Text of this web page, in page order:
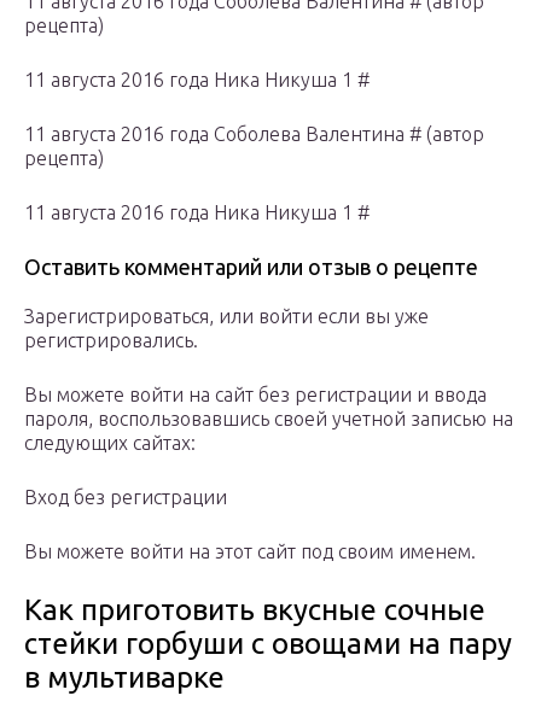
рецепта)
11 августа 2016 года Ника Никуша 1 #
11 августа 2016 года Соболева Валентина # (автор
рецепта)
11 августа 2016 года Ника Никуша 1 #
Оставить комментарий или отзыв о рецепте
Зарегистрироваться, или войти если вы уже
регистрировались.
Вы можете войти на сайт без регистрации и ввода
пароля, воспользовавшись своей учетной записью на
следующих сайтах:
Вход без регистрации
Вы можете войти на этот сайт под своим именем.
Как приготовить вкусные сочные
стейки горбуши с овощами на пару
в мультиварке